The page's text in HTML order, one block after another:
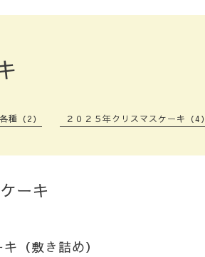
種（2） ２０２５年クリスマスケーキ（4）
ーキ
（敷き詰め）